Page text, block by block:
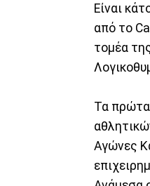
Είναι
από το
τομέα
Τα πρώτα
Αγώνες